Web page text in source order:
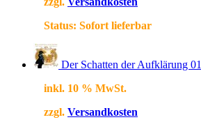
Status: Sofort lieferbar
Der Schatten der Aufklärung 01
inkl. 10 % MwSt.
zzgl. Versandkosten